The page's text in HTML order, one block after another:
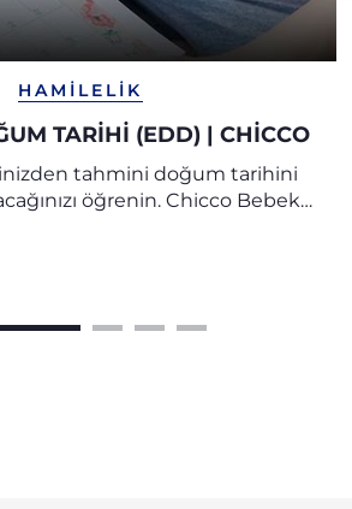
HAMILELIK
TARIHI (EDD) | CHICCO
tahmini doğum tarihini
öğrenin. Chicco Bebek